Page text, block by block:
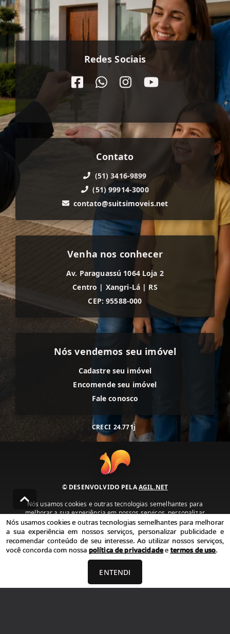
Redes Sociais
Contato
(51) 3416-9899
(51) 99914-3000
contato@suitsimoveis.net
Venha nos conhecer
Av. Paraguassú 1064 Loja 2
Centro | Xangri-Lá | RS
CEP: 95588-000
Nós vendemos seu imóvel
Cadastre seu imóvel
Encomende seu imóvel
Fale conosco
CRECI 24.771j
© DESENVOLVIDO PELAAGIL.NET
Nós usamos cookies e outras tecnologias semelhantes para
melhorar a sua experiência em nossos serviços, personalizar
publicidade e recomendar conteúdo de seu interesse. Ao utilizar
nossos serviços, você concorda com nossa política de privacidade e
termos de uso.
Política de Privacidade Termos de uso
Nós usamos cookies e outras tecnologias semelhantes para melhorar
a sua experiência em nossos serviços, personalizar publicidade e
recomendar conteúdo de seu interesse. Ao utilizar nossos serviços,
você concorda com nossa política de privacidadeetermos de uso.
ENTENDI